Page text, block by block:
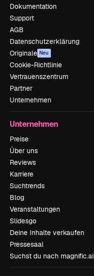
Dokumentation
Support
AGB
Datenschutzerklärung
Originale Neu
Cookie-Richtlinie
Vertrauenszentrum
Partner
Unternehmen
Unternehmen
Preise
Über uns
Reviews
Karriere
Suchtrends
Blog
Veranstaltungen
Slidesgo
Deine Inhalte verkaufen
Pressesaal
Suchst du nach magnific.ai